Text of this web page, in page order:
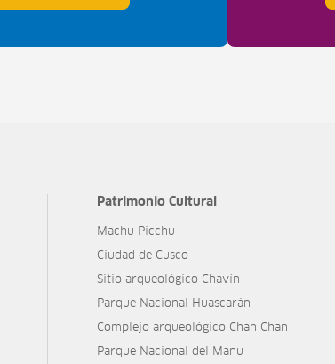
Patrimonio Cultural
Machu Picchu
Ciudad de Cusco
Sitio arqueológico Chavín
Parque Nacional Huascarán
Complejo arqueológico Chan Chan
Parque Nacional del Manu